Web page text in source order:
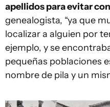
apellidos para evitar
genealogista, “ya que
localizar a alguien por
ejemplo, y se
pequeñas poblaciones
nombre de pila y un